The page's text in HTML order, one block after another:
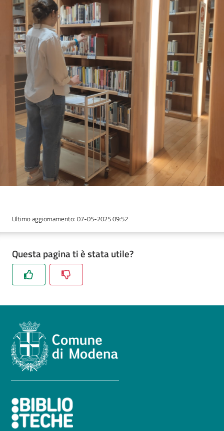
Novità
e
consigli
Cataloghi
Avvisi
FAQ
Contatti
Seguici
Ultimo aggiornamento: 07-05-2025 09:52
Questa pagina ti è stata utile?